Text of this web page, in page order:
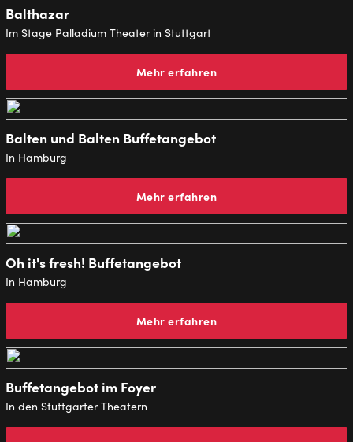
Balthazar
Im Stage Palladium Theater in Stuttgart
Mehr erfahren
Balten und Balten Buffetangebot
In Hamburg
Mehr erfahren
Oh it's fresh! Buffetangebot
In Hamburg
Mehr erfahren
Buffetangebot im Foyer
In den Stuttgarter Theatern